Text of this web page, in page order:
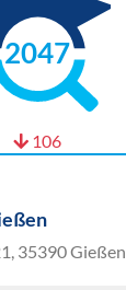
2047
106
35390 Gießen